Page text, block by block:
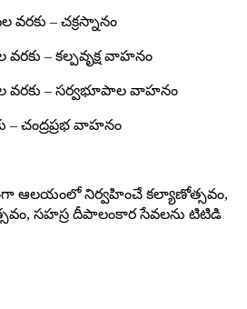
వరకు – చక్రస్నానం
వరకు – కల్పవృక్ష వాహనం
వరకు – సర్వభూపాల వాహనం
– చంద్రప్రభ వాహనం
నిర్వహించే కల్యాణోత్సవం,
సహస్ర దీపాలంకార సేవలను టిటిడి